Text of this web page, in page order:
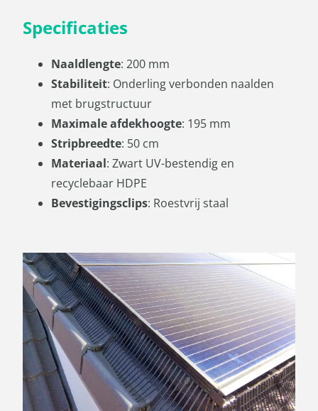
Specificaties
Naaldlengte: 200 mm
Stabiliteit: Onderling verbonden naalden
met brugstructuur
Maximale afdekhoogte: 195 mm
Stripbreedte: 50 cm
Materiaal: Zwart UV-bestendig en
recyclebaar HDPE
Bevestigingsclips: Roestvrij staal